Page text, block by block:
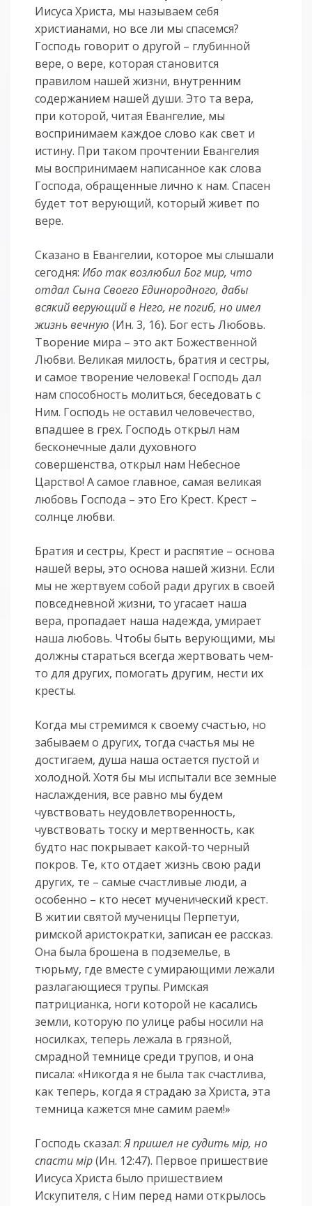
Иисуса Христа, мы называем себя
христианами, но все ли мы спасемся?
Господь говорит о другой – глубинной
вере, о вере, которая становится
правилом нашей жизни, внутренним
содержанием нашей души. Это та вера,
при которой, читая Евангелие, мы
воспринимаем каждое слово как свет и
истину. При таком прочтении Евангелия
мы воспринимаем написанное как слова
Господа, обращенные лично к нам. Спасен
будет тот верующий, который живет по
вере.
Сказано в Евангелии, которое мы слышали
сегодня:Ибо так возлюбил Бог мир, что
отдал Сына Своего Единородного, дабы
всякий верующий в Него, не погиб, но имел
жизнь вечную (Ин. 3, 16). Бог есть Любовь.
Творение мира – это акт Божественной
Любви. Великая милость, братия и сестры,
и самое творение человека! Господь дал
нам способность молиться, беседовать с
Ним. Господь не оставил человечество,
впадшее в грех. Господь открыл нам
бесконечные дали духовного
совершенства, открыл нам Небесное
Царство! А самое главное, самая великая
любовь Господа – это Его Крест. Крест –
солнце любви.
Братия и сестры, Крест и распятие – основа
нашей веры, это основа нашей жизни. Если
мы не жертвуем собой ради других в своей
повседневной жизни, то угасает наша
вера, пропадает наша надежда, умирает
наша любовь. Чтобы быть верующими, мы
должны стараться всегда жертвовать чем-
то для других, помогать другим, нести их
кресты.
Когда мы стремимся к своему счастью, но
забываем о других, тогда счастья мы не
достигаем, душа наша остается пустой и
холодной. Хотя бы мы испытали все земные
наслаждения, все равно мы будем
чувствовать неудовлетворенность,
чувствовать тоску и мертвенность, как
будто нас покрывает какой-то черный
покров. Те, кто отдает жизнь свою ради
других, те – самые счастливые люди, а
особенно – кто несет мученический крест.
В житии святой мученицы Перпетуи,
римской аристократки, записан ее рассказ.
Она была брошена в подземелье, в
тюрьму, где вместе с умирающими лежали
разлагающиеся трупы. Римская
патрицианка, ноги которой не касались
земли, которую по улице рабы носили на
носилках, теперь лежала в грязной,
смрадной темнице среди трупов, и она
писала: «Никогда я не была так счастлива,
как теперь, когда я страдаю за Христа, эта
темница кажется мне самим раем!»
Господь сказал:Я пришел не судить мiр, но
спасти мiр(Ин. 12:47). Первое пришествие
Иисуса Христа было пришествием
Искупителя, с Ним перед нами открылось